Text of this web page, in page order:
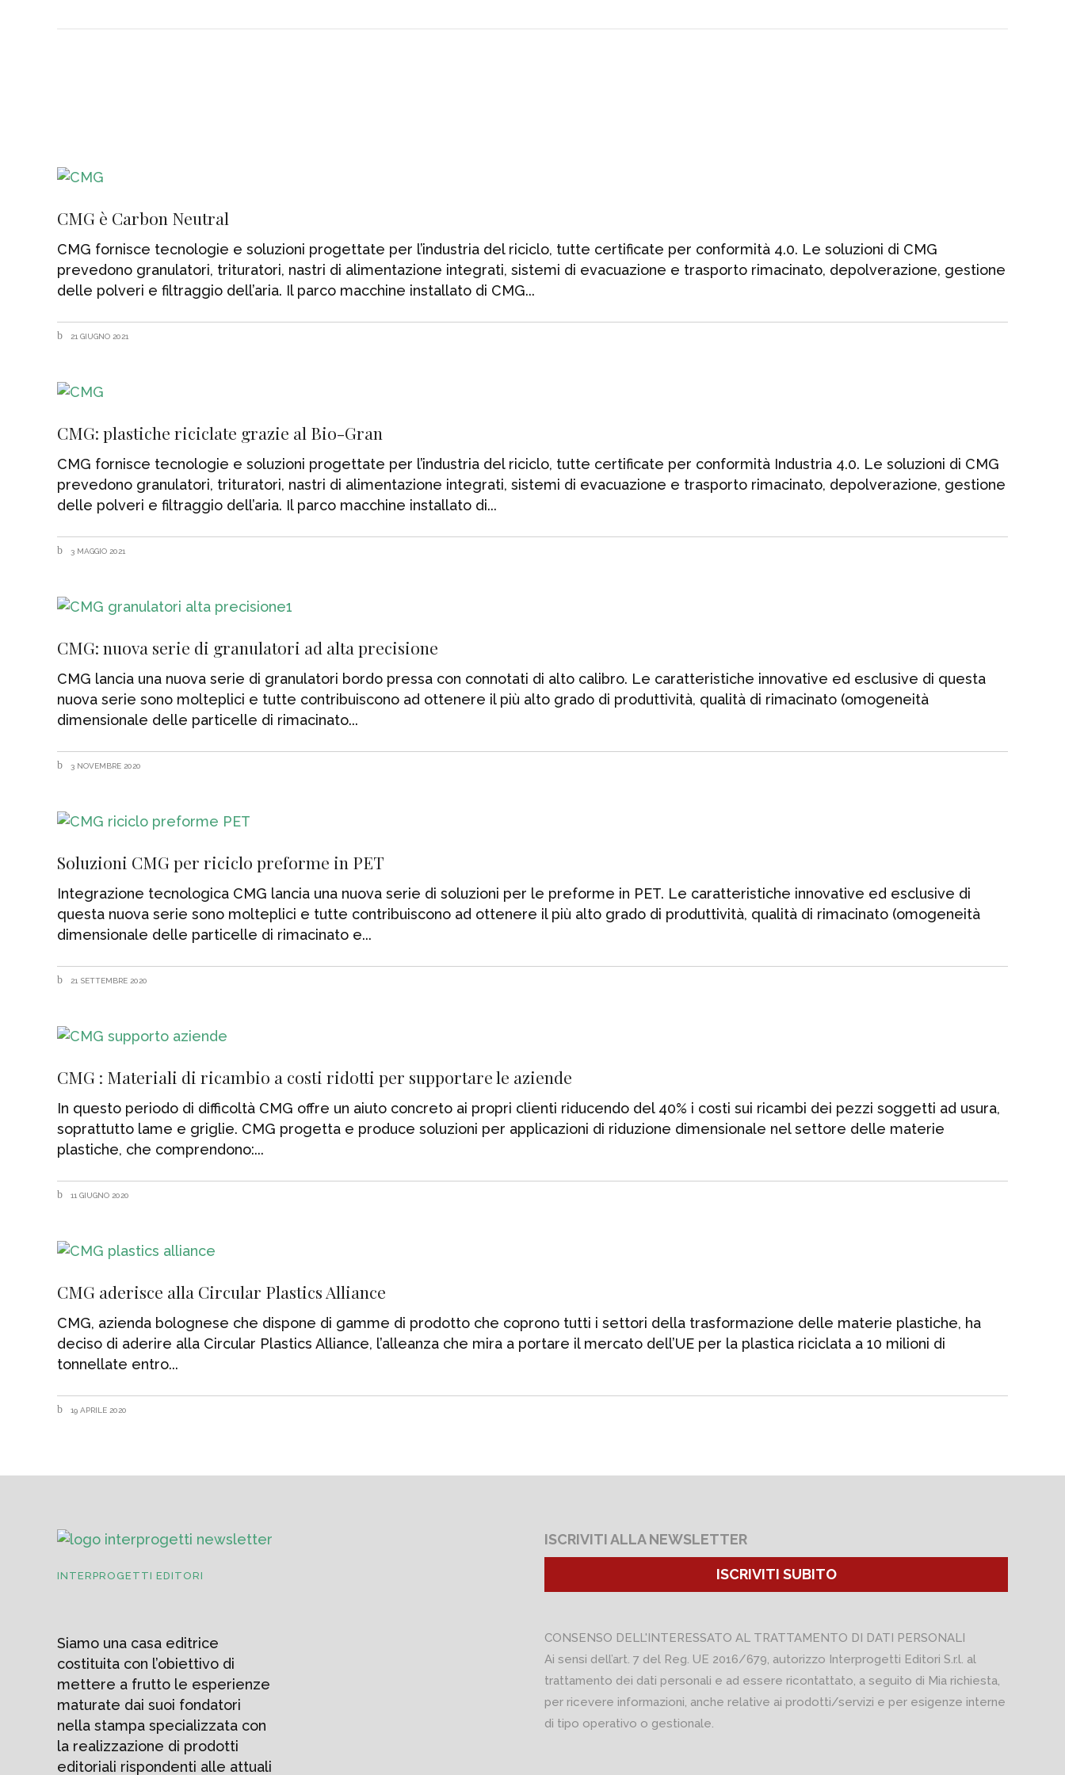
CMG è Carbon Neutral
CMG fornisce tecnologie e soluzioni progettate per l’industria del riciclo, tutte certificate per conformità 4.0. Le soluzioni di CMG
prevedono granulatori, trituratori, nastri di alimentazione integrati, sistemi di evacuazione e trasporto rimacinato, depolverazione, gestione
delle polveri e filtraggio dell’aria. Il parco macchine installato di CMG
21 GIUGNO 2021
CMG: plastiche riciclate grazie al Bio-Gran
CMG fornisce tecnologie e soluzioni progettate per l’industria del riciclo, tutte certificate per conformità Industria 4.0. Le soluzioni di CMG
prevedono granulatori, trituratori, nastri di alimentazione integrati, sistemi di evacuazione e trasporto rimacinato, depolverazione, gestione
delle polveri e filtraggio dell’aria. Il parco macchine installato di
3 MAGGIO 2021
CMG: nuova serie di granulatori ad alta precisione
CMG lancia una nuova serie di granulatori bordo pressa con connotati di alto calibro. Le caratteristiche innovative ed esclusive di questa
nuova serie sono molteplici e tutte contribuiscono ad ottenere il più alto grado di produttività, qualità di rimacinato (omogeneità
dimensionale delle particelle di rimacinato
3 NOVEMBRE 2020
Soluzioni CMG per riciclo preforme in PET
Integrazione tecnologica CMG lancia una nuova serie di soluzioni per le preforme in PET. Le caratteristiche innovative ed esclusive di
questa nuova serie sono molteplici e tutte contribuiscono ad ottenere il più alto grado di produttività, qualità di rimacinato (omogeneità
dimensionale delle particelle di rimacinato e
21 SETTEMBRE 2020
CMG : Materiali di ricambio a costi ridotti per supportare le aziende
In questo periodo di difficoltà CMG offre un aiuto concreto ai propri clienti riducendo del 40% i costi sui ricambi dei pezzi soggetti ad usura,
soprattutto lame e griglie. CMG progetta e produce soluzioni per applicazioni di riduzione dimensionale nel settore delle materie
plastiche, che comprendono:
11 GIUGNO 2020
CMG aderisce alla Circular Plastics Alliance
CMG, azienda bolognese che dispone di gamme di prodotto che coprono tutti i settori della trasformazione delle materie plastiche, ha
deciso di aderire alla Circular Plastics Alliance, l’alleanza che mira a portare il mercato dell’UE per la plastica riciclata a 10 milioni di
tonnellate entro
19 APRILE 2020
INTERPROGETTI EDITORI
Siamo una casa editrice
costituita con l’obiettivo di
mettere a frutto le esperienze
maturate dai suoi fondatori
nella stampa specializzata con
la realizzazione di prodotti
editoriali rispondenti alle attuali
ISCRIVITI ALLA NEWSLETTER
ISCRIVITI SUBITO
CONSENSO DELL'INTERESSATO AL TRATTAMENTO DI DATI PERSONALI
Ai sensi dell’art. 7 del Reg. UE 2016/679, autorizzo Interprogetti Editori S.r.l. al
trattamento dei dati personali e ad essere ricontattato, a seguito di Mia richiesta,
per ricevere informazioni, anche relative ai prodotti/servizi e per esigenze interne
di tipo operativo o gestionale.